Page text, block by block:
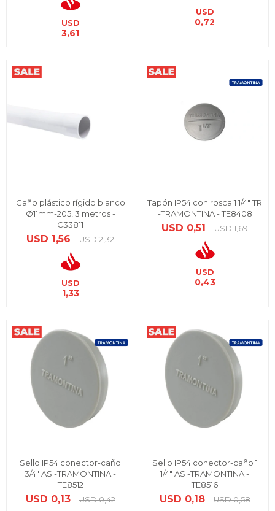
USD
3,61
USD
0,72
Caño plástico rígido blanco
Ø11mm-205, 3 metros -
C33811
USD 1,56 USD 2,32
USD
1,33
Tapón IP54 con rosca 1 1/4" TR
-TRAMONTINA - TE8408
USD 0,51 USD 1,69
USD
0,43
Sello IP54 conector-caño
3/4" AS -TRAMONTINA -
TE8512
USD 0,13 USD 0,42
Sello IP54 conector-caño 1
1/4" AS -TRAMONTINA -
TE8516
USD 0,18 USD 0,58